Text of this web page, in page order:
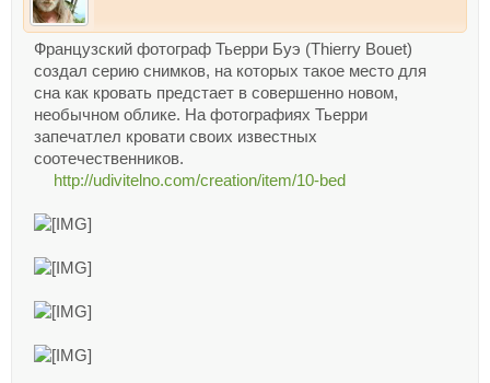
Французский фотограф Тьерри Буэ (Thierry Bouet)
создал серию снимков, на которых такое место для
сна как кровать предстает в совершенно новом,
необычном облике. На фотографиях Тьерри
запечатлел кровати своих известных
соотечественников.
http://udivitelno.com/creation/item/10-bed